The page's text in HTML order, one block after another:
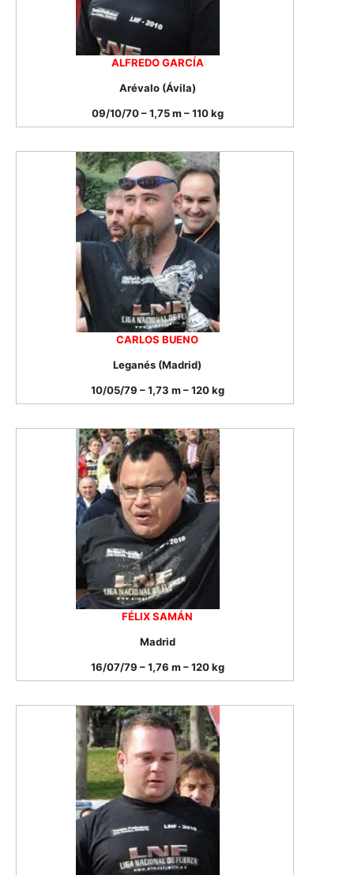
ALFREDO GARCÍA
Arévalo (Ávila)
09/10/70 – 1,75 m – 110 kg
CARLOS BUENO
Leganés (Madrid)
10/05/79 – 1,73 m – 120 kg
FÉLIX SAMÁN
Madrid
16/07/79 – 1,76 m – 120 kg